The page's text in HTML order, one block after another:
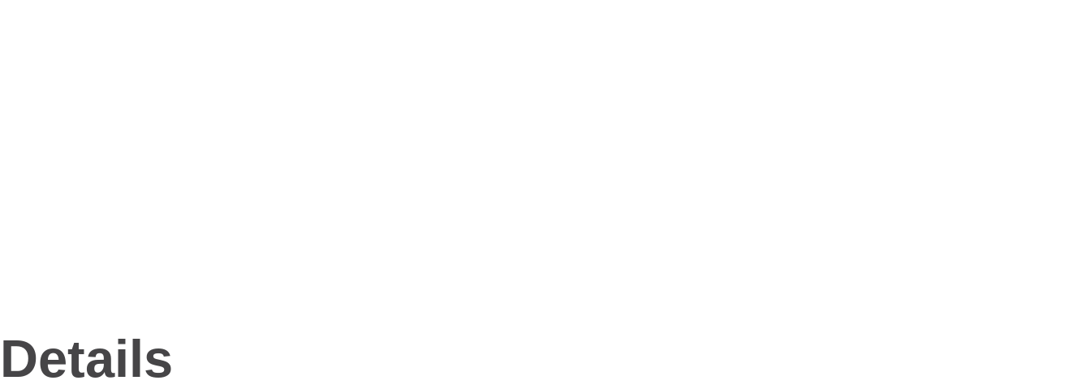
Details